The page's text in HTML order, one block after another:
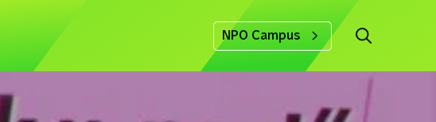
NPO Campus